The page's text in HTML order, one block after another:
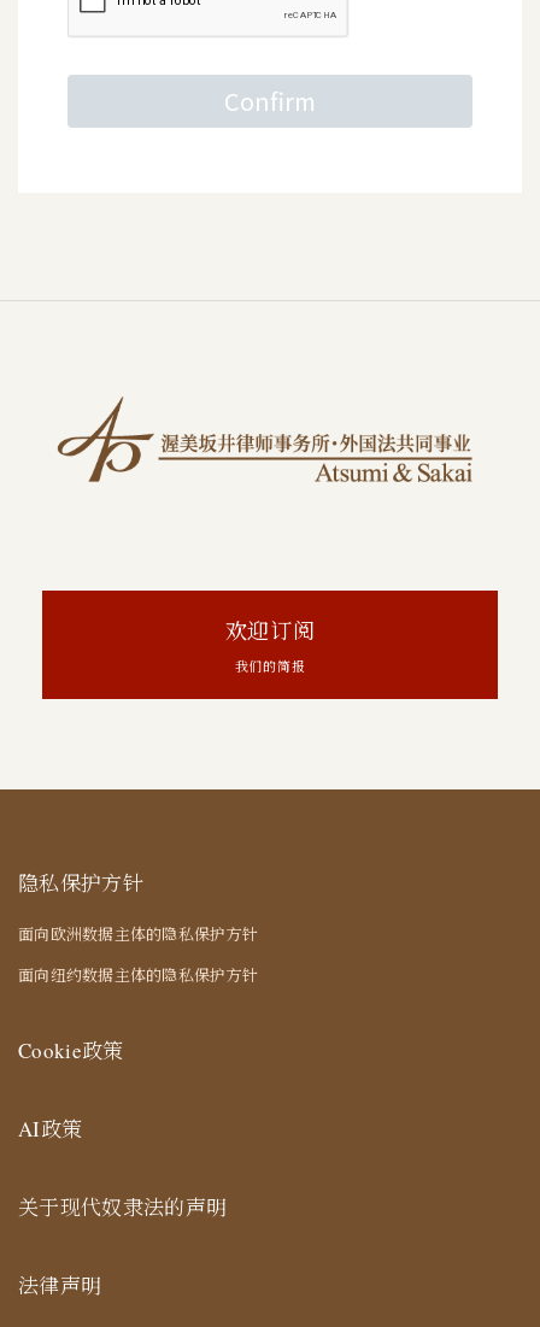
欢迎订阅
我们的简报
隐私保护方针
面向欧洲数据主体的隐私保护方针
面向纽约数据主体的隐私保护方针
Cookie政策
AI政策
关于现代奴隶法的声明
法律声明